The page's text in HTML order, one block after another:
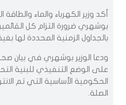
أكد وزير الكهرباء والماء
بوشهري ضرورة التزام كل
بالجداول الزمنية المحددة لها
ودعا الوزير بوشهري في بيان
على الوضع التنفيذي للبنية
الحكومية الأساسية التي تم
الصلة.